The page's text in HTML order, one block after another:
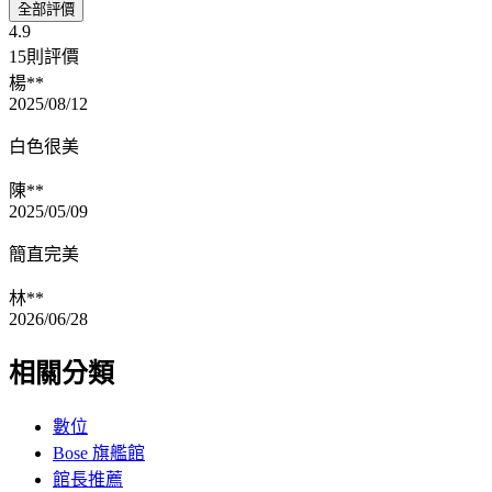
全部評價
4.9
15則評價
楊**
2025/08/12
白色很美
陳**
2025/05/09
簡直完美
林**
2026/06/28
相關分類
數位
Bose 旗艦館
館長推薦